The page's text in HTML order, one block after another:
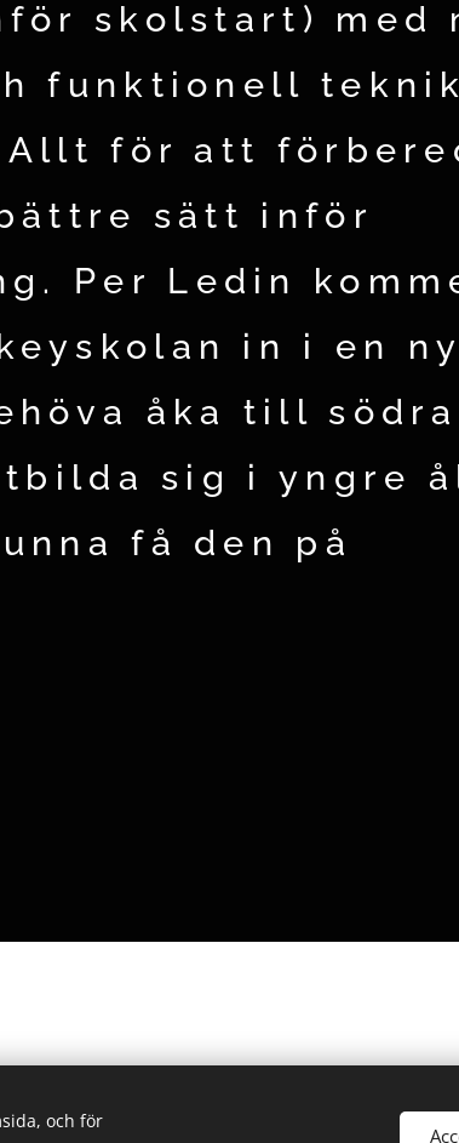
skolstart) med
funktionell teknik
Allt för att
sätt inför
Per Ledin
in i en
åka till södra
sig i yngre
få den på
och för